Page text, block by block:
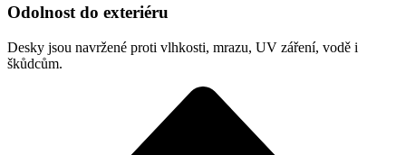
Odolnost do exteriéru
Desky jsou navržené proti vlhkosti, mrazu, UV záření, vodě i
škůdcům.